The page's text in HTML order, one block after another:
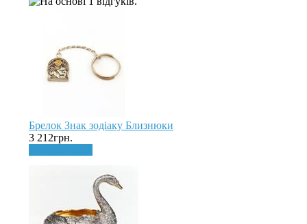
Брелок Знак зодіаку Близнюки
3 212грн.